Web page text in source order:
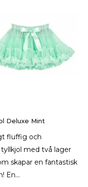
Deluxe Mint
fluffig och
med två lager
skapar en fantastisk
En...